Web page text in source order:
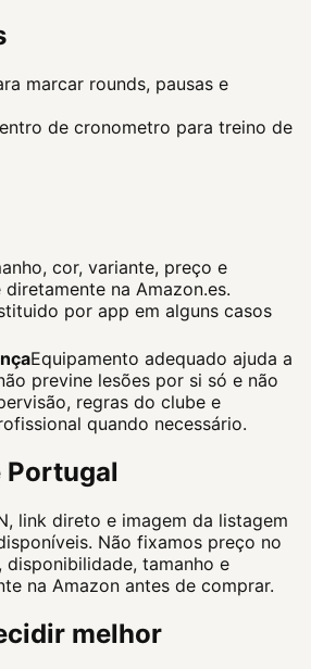
marcar rounds, pausas e
de cronometro para treino de
cor, variante, preço e
na Amazon.es.
por app em alguns casos
Equipamento adequado ajuda a
previne lesões por si só e não
regras do clube e
quando necessário.
Portugal
link direto e imagem da listagem
Não fixamos preço no
tamanho e
na Amazon antes de comprar.
melhor